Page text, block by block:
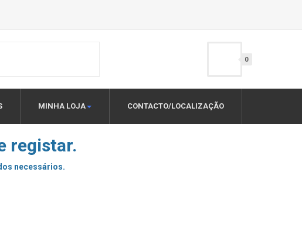
0
MINHA LOJA CONTACTO/LOCALIZAÇÃO
registar.
necessários.